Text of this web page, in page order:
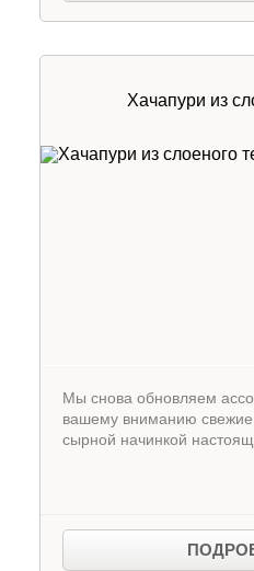
Хачапури из
Мы снова обновляем
вашему вниманию
сырной начинкой